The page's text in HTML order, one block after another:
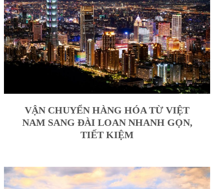
VẬN CHUYỂN HÀNG HÓA TỪ VIỆT
NAM SANG ĐÀI LOAN NHANH GỌN,
TIẾT KIỆM